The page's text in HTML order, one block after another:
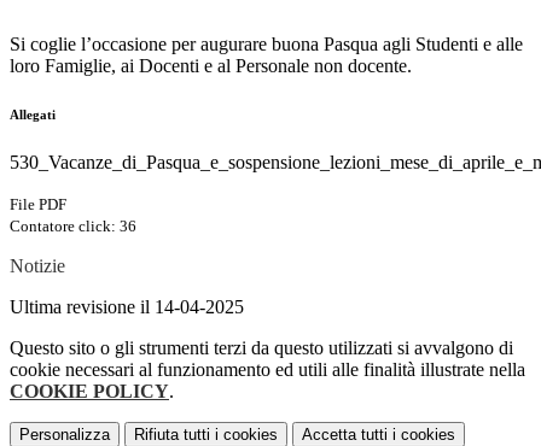
Si coglie l’occasione per augurare buona Pasqua agli Studenti e alle
loro Famiglie, ai Docenti e al Personale non docente.
Allegati
File PDF
Contatore click: 36
Notizie
Ultima revisione il 14-04-2025
Questo sito o gli strumenti terzi da questo utilizzati si avvalgono di
cookie necessari al funzionamento ed utili alle finalità illustrate nella
COOKIE POLICY.
Personalizza Rifiuta tutti i cookies Accetta tutti i cookies